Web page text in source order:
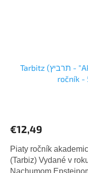
Tarbitz (תרביץ - "Akadémia" či "Miesto učenia") - 5.
ročník -
€12,49
Piaty ročník
(Tarbiz) Vydané v